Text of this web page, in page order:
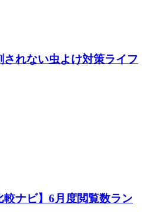
れない虫よけ対策ライフ
較ナビ】6月度閲覧数ラン